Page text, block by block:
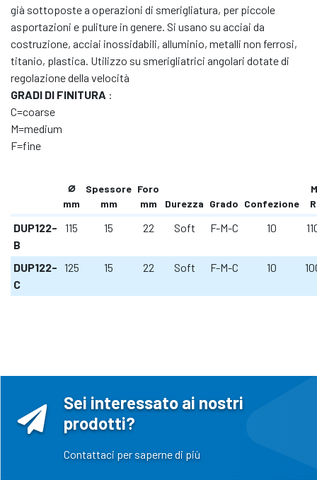
già sottoposte a operazioni di smerigliatura, per piccole
asportazioni e puliture in genere. Si usano su acciai da
costruzione, acciai inossidabili, alluminio, metalli non ferrosi,
titanio, plastica. Utilizzo su smerigliatrici angolari dotate di
regolazione della velocità
GRADI DI FINITURA :
C=coarse
M=medium
F=fine
⌀
mm
Spessore
mm
Foro
mm
Durezza Grado Confezione
DUP122-
B
115 15 22 Soft F-M-C 10
DUP122-
C
125 15 22 Soft F-M-C 10
Sei interessato ai nostri
prodotti?
Contattaci per saperne di più